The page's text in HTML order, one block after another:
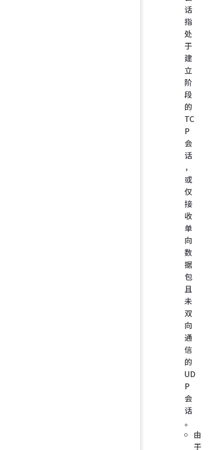
话
指
处
于
建
立
阶
段
的
TC
P
会
话
，
或
仅
接
收
单
向
数
据
包
且
未
双
向
通
信
的
UD
P
会
话
。
由
于